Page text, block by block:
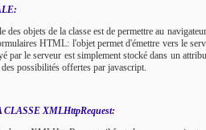
objets de la classe est de permettre au
HTML: l'objet permet d'émettre vers le
par le serveur est simplement stocké dans un
possibilités offertes par javascript.
XMLHttpRequest: